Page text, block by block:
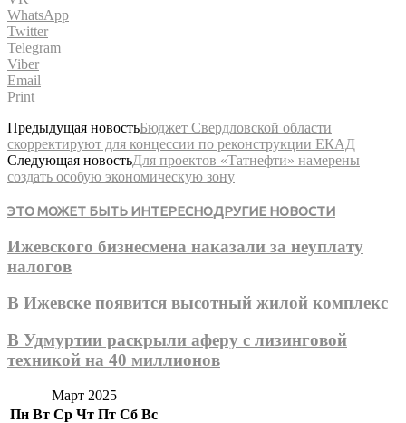
WhatsApp
Twitter
Telegram
Viber
Email
Print
Предыдущая новостьБюджет Свердловской области
скорректируют для концессии по реконструкции ЕКАД
Следующая новостьДля проектов «Татнефти» намерены
создать особую экономическую зону
ЭТО МОЖЕТ БЫТЬ ИНТЕРЕСНОДРУГИЕ НОВОСТИ
Ижевского бизнесмена наказали за неуплату
налогов
В Ижевске появится высотный жилой комплекс
В Удмуртии раскрыли аферу с лизинговой
техникой на 40 миллионов
Март 2025
Пн Вт Ср Чт Пт Сб Вс